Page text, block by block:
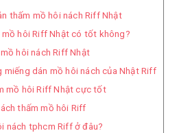
thấm mồ hôi nách Riff Nhật
hôi Riff Nhật có tốt không?
hôi nách Riff Nhật
dán mồ hôi nách của Nhật Riff
mồ hôi Riff Nhật cực tốt
thấm mồ hôi Riff
nách tphcm Riff ở đâu?